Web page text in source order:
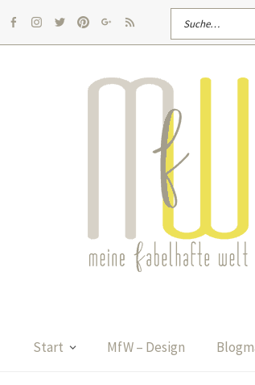
facebookInstagram
twitterpinterest
google
rss
Start MfW – Design